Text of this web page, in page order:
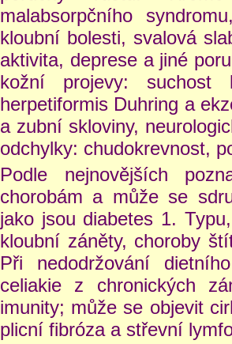
malabsorpčního
kloubní bolesti, svalová
aktivita, deprese a jiné
kožní projevy: suchost
herpetiformis Duhring a
a zubní skloviny,
odchylky: chudokrevnost,
Podle nejnovějších
chorobám a může se
jako jsou diabetes 1.
kloubní záněty, choroby
Při nedodržování
celiakie z chronických
imunity; může se objevit
plicní fibróza a střevní